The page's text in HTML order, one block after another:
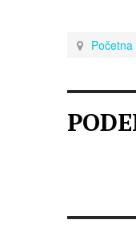
Početna